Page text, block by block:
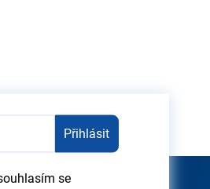
Přihlásit
se